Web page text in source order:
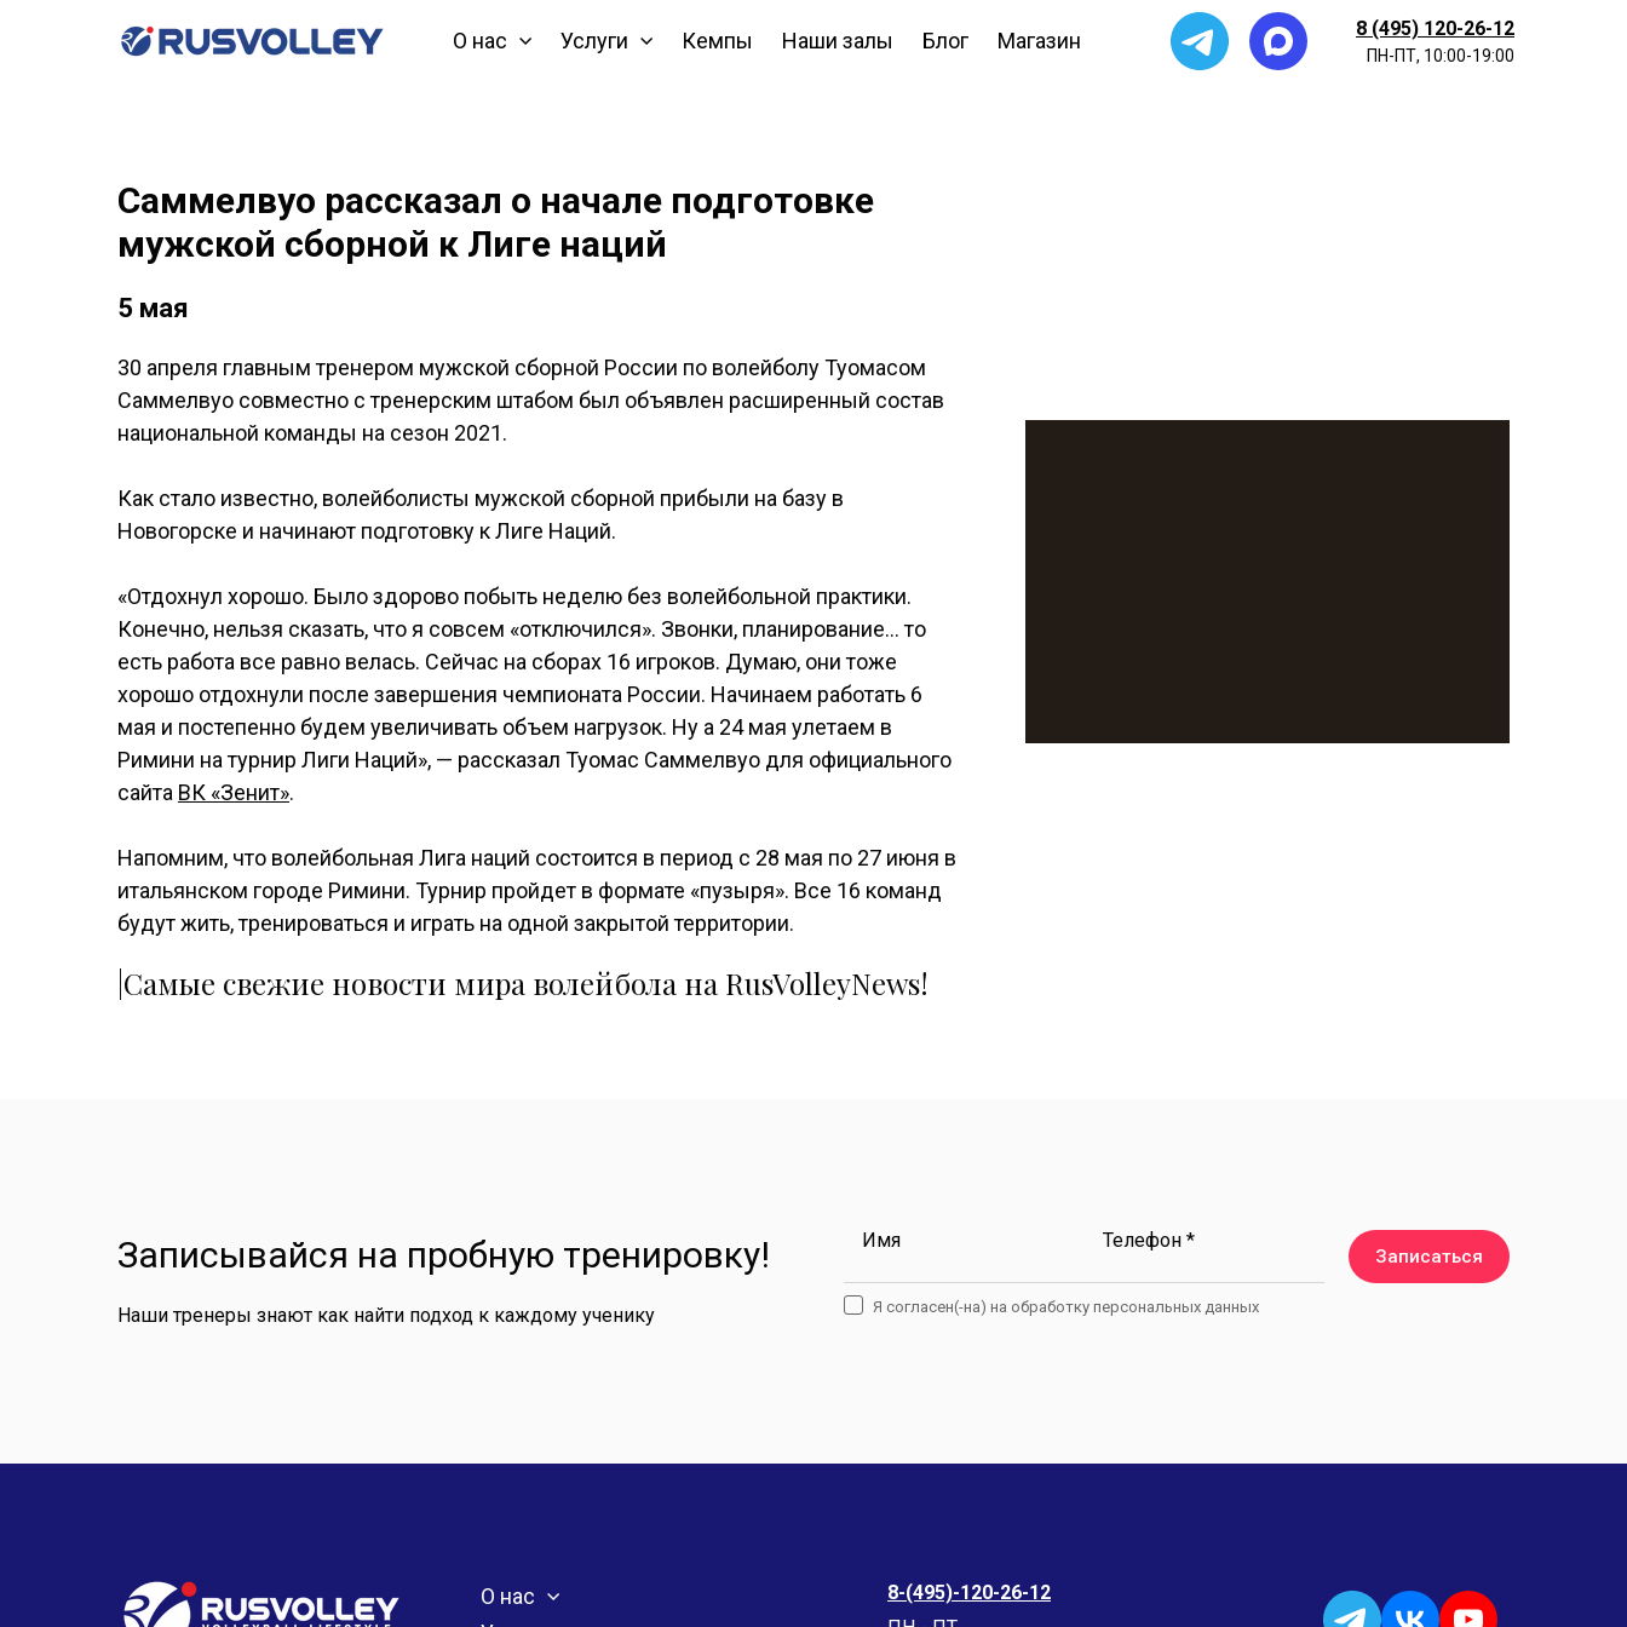
О нас Услуги Кемпы Наши залы Блог Магазин 8 (495) 120-26-12
ПН-ПТ, 10:00-19:00
Саммелвуо рассказал о начале подготовке
мужской сборной к Лиге наций
5 мая
30 апреля главным тренером мужской сборной России по волейболу Туомасом
Саммелвуо совместно с тренерским штабом был объявлен расширенный состав
национальной команды на сезон 2021.
Как стало известно, волейболисты мужской сборной прибыли на базу в
Новогорске и начинают подготовку к Лиге Наций.
«Отдохнул хорошо. Было здорово побыть неделю без волейбольной практики.
Конечно, нельзя сказать, что я совсем «отключился». Звонки, планирование… то
есть работа все равно велась. Сейчас на сборах 16 игроков. Думаю, они тоже
хорошо отдохнули после завершения чемпионата России. Начинаем работать 6
мая и постепенно будем увеличивать объем нагрузок. Ну а 24 мая улетаем в
Римини на турнир Лиги Наций», — рассказал Туомас Саммелвуо для официального
сайта ВК «Зенит».
Напомним, что волейбольная Лига наций состоится в период с 28 мая по 27 июня в
итальянском городе Римини. Турнир пройдет в формате «пузыря». Все 16 команд
будут жить, тренироваться и играть на одной закрытой территории.
|Самые свежие новости мира волейбола на RusVolleyNews!
Записывайся на пробную тренировку!
Наши тренеры знают как найти подход к каждому ученику
Имя Телефон *
Записаться
Я согласен(-на) на обработку персональных данных
О нас
8-(495)-120-26-12